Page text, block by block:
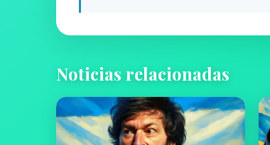
Noticias relacionadas